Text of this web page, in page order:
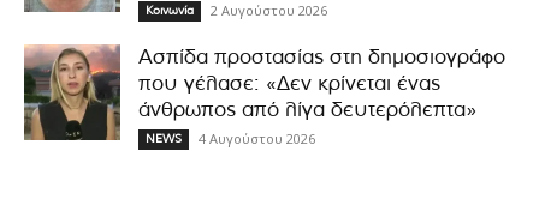
Κοινωνία 2 Αυγούστου 2026
Ασπίδα προστασίας στη δημοσιογράφο
που γέλασε: «Δεν κρίνεται ένας
άνθρωπος από λίγα δευτερόλεπτα»
NEWS 4 Αυγούστου 2026